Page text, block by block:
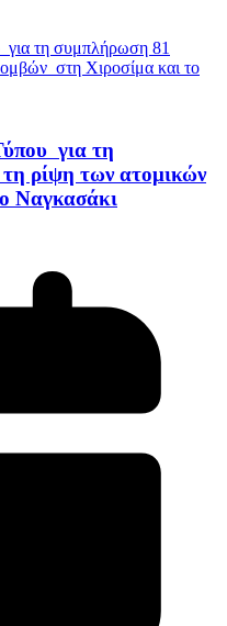
για τη
ρίψη των ατομικών
Ναγκασάκι